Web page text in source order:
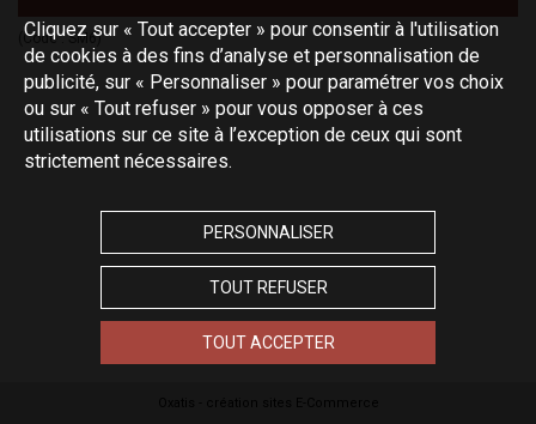
(Code :SM6)
Cliquez sur « Tout accepter » pour consentir à l'utilisation
de cookies à des fins d’analyse et personnalisation de
publicité, sur « Personnaliser » pour paramétrer vos choix
ou sur « Tout refuser » pour vous opposer à ces
utilisations sur ce site à l’exception de ceux qui sont
strictement nécessaires.
PERSONNALISER
TOUT REFUSER
TOUT ACCEPTER